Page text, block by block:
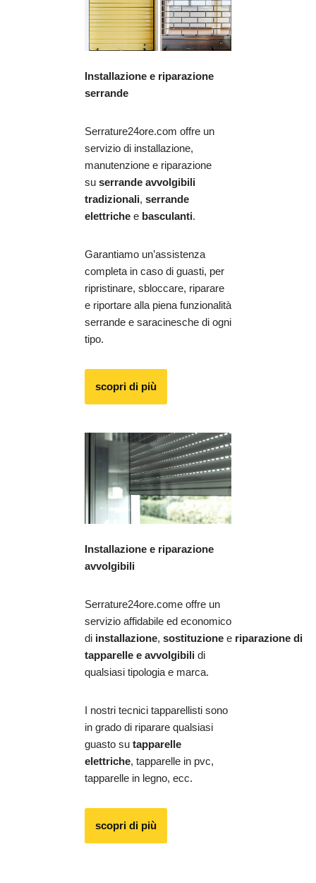
Installazione e riparazione
serrande
Serrature24ore.com offre un
servizio di installazione,
manutenzione e riparazione
su serrande avvolgibili
tradizionali, serrande
elettriche e basculanti.
Garantiamo un’assistenza
completa in caso di guasti, per
ripristinare, sbloccare, riparare
e riportare alla piena funzionalità
serrande e saracinesche di ogni
tipo.
scopri di più
Installazione e riparazione
avvolgibili
Serrature24ore.come offre un
servizio affidabile ed economico
di installazione, sostituzione e riparazione di
tapparelle e avvolgibili di
qualsiasi tipologia e marca.
I nostri tecnici tapparellisti sono
in grado di riparare qualsiasi
guasto su tapparelle
elettriche, tapparelle in pvc,
tapparelle in legno, ecc.
scopri di più